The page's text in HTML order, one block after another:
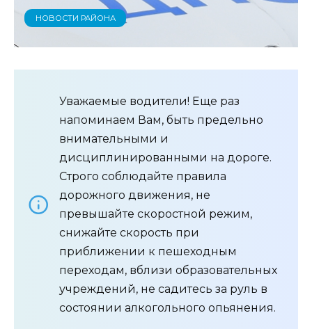
НОВОСТИ РАЙОНА
Уважаемые водители! Еще раз
напоминаем Вам, быть предельно
внимательными и
дисциплинированными на дороге.
Строго соблюдайте правила
дорожного движения, не
превышайте скоростной режим,
снижайте скорость при
приближении к пешеходным
переходам, вблизи образовательных
учреждений, не садитесь за руль в
состоянии алкогольного опьянения.